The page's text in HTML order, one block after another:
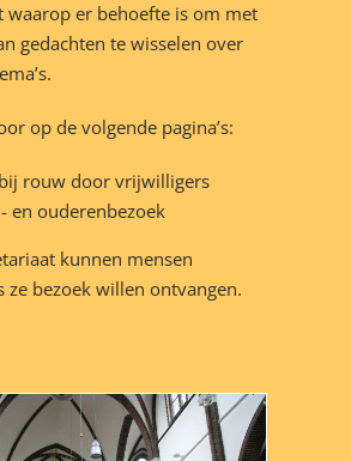
waarop er behoefte is om met
gedachten te wisselen over
op de volgende pagina’s:
rouw door vrijwilligers
en ouderenbezoek
kunnen mensen
ze bezoek willen ontvangen.